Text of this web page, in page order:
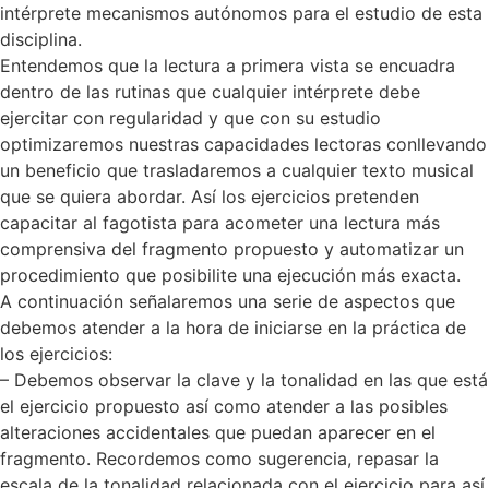
intérprete mecanismos autónomos para el estudio de esta
disciplina.
Entendemos que la lectura a primera vista se encuadra
dentro de las rutinas que cualquier intérprete debe
ejercitar con regularidad y que con su estudio
optimizaremos nuestras capacidades lectoras conllevando
un beneficio que trasladaremos a cualquier texto musical
que se quiera abordar. Así los ejercicios pretenden
capacitar al fagotista para acometer una lectura más
comprensiva del fragmento propuesto y automatizar un
procedimiento que posibilite una ejecución más exacta.
A continuación señalaremos una serie de aspectos que
debemos atender a la hora de iniciarse en la práctica de
los ejercicios:
– Debemos observar la clave y la tonalidad en las que está
el ejercicio propuesto así como atender a las posibles
alteraciones accidentales que puedan aparecer en el
fragmento. Recordemos como sugerencia, repasar la